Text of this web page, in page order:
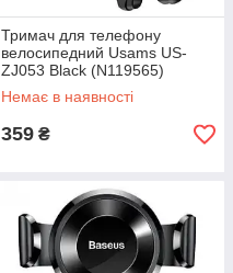
Тримач для телефону
велосипедний Usams US-
ZJ053 Вlack (N119565)
Немає в наявності
359 ₴